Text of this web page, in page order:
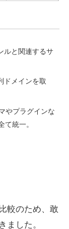
ルと関連するサ
ドメインを取
やプラグインな
て統一。
較のため、敢
ました。